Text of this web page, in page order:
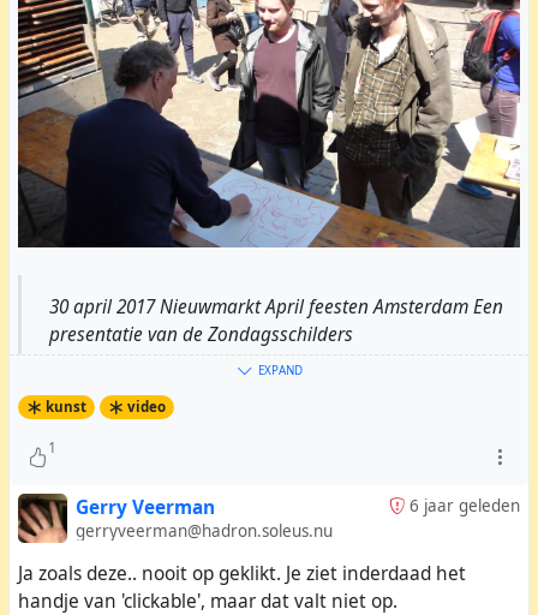
30 april 2017 Nieuwmarkt April feesten Amsterdam Een
presentatie van de Zondagsschilders
(www.dezondagsschilders.nl) Hans Puts
(www.hansputs.com) portretteer...
EXPAND
kunst video
1
6 jaar geleden
Gerry Veerman
gerryveerman@hadron.soleus.nu
Ja zoals deze.. nooit op geklikt. Je ziet inderdaad het
handje van 'clickable', maar dat valt niet op.